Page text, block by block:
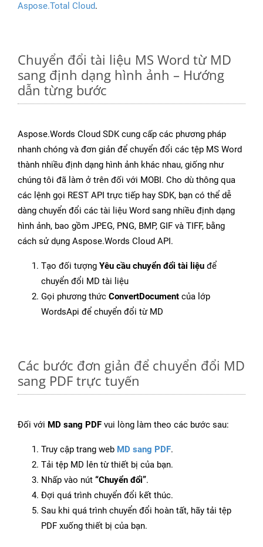
Aspose.Total Cloud.
Chuyển đổi tài liệu MS Word từ MD
sang định dạng hình ảnh – Hướng
dẫn từng bước
Aspose.Words Cloud SDK cung cấp các phương pháp
nhanh chóng và đơn giản để chuyển đổi các tệp MS Word
thành nhiều định dạng hình ảnh khác nhau, giống như
chúng tôi đã làm ở trên đối với MOBI. Cho dù thông qua
các lệnh gọi REST API trực tiếp hay SDK, bạn có thể dễ
dàng chuyển đổi các tài liệu Word sang nhiều định dạng
hình ảnh, bao gồm JPEG, PNG, BMP, GIF và TIFF, bằng
cách sử dụng Aspose.Words Cloud API.
Tạo đối tượng Yêu cầu chuyển đổi tài liệu để
chuyển đổi MD tài liệu
Gọi phương thức ConvertDocument của lớp
WordsApi để chuyển đổi từ MD
Các bước đơn giản để chuyển đổi MD
sang PDF trực tuyến
Đối với MD sang PDF vui lòng làm theo các bước sau:
Truy cập trang web MD sang PDF.
Tải tệp MD lên từ thiết bị của bạn.
Nhấp vào nút “Chuyển đổi”.
Đợi quá trình chuyển đổi kết thúc.
Sau khi quá trình chuyển đổi hoàn tất, hãy tải tệp
PDF xuống thiết bị của bạn.